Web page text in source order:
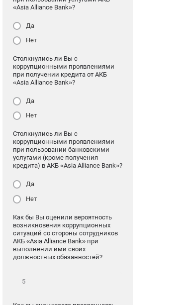
«Asia Alliance Bank»?
Да
Нет
Столкнулись ли Вы с
коррупционными проявлениями
при получении кредита от АКБ
«Asia Alliance Bank»?
Да
Нет
Столкнулись ли Вы с
коррупционными проявлениями
при пользовании банковскими
услугами (кроме получения
кредита) в АКБ «Asia Alliance Bank»?
Да
Нет
Как бы Вы оценили вероятность
возникновения коррупционных
ситуаций со стороны сотрудников
АКБ «Asia Alliance Bank» при
выполнении ими своих
должностных обязанностей?